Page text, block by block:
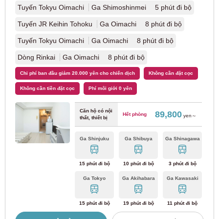
Tuyến Tokyu Oimachi Ga Shimoshinmei 5 phút đi bộ
Tuyến JR Keihin Tohoku Ga Oimachi 8 phút đi bộ
Tuyến Tokyu Oimachi Ga Oimachi 8 phút đi bộ
Dòng Rinkai Ga Oimachi 8 phút đi bộ
Chi phí ban đầu giảm 20.000 yên cho chiến dịch Không cần đặt cọc
Không cần tiền đặt cọc Phí môi giới 0 yên
Căn hộ có nội
thất, thiết bị
Hết phòng 89,800yen～
Ga Shinjuku
15 phút đi bộ
Ga Shibuya
10 phút đi bộ
Ga Shinagawa
3 phút đi bộ
Ga Tokyo
15 phút đi bộ
Ga Akihabara
19 phút đi bộ
Ga Kawasaki
11 phút đi bộ
Tuyến tàu điện ngầm thành phố Kyoto Tozai (1)
Nara
Đường sắt Kinki Nippon
Tuyến Kintetsu Osaka (4)
(2)